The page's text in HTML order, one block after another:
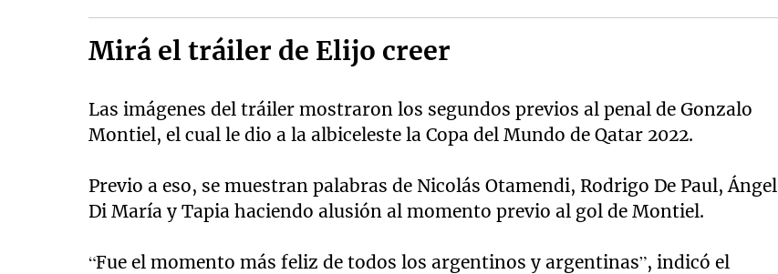
Mirá el tráiler de Elijo creer
Las imágenes del tráiler mostraron los segundos previos al penal de Gonzalo
Montiel, el cual le dio a la albiceleste la Copa del Mundo de Qatar 2022.
Previo a eso, se muestran palabras de Nicolás Otamendi, Rodrigo De Paul, Ángel
Di María y Tapia haciendo alusión al momento previo al gol de Montiel.
“Fue el momento más feliz de todos los argentinos y argentinas”, indicó el